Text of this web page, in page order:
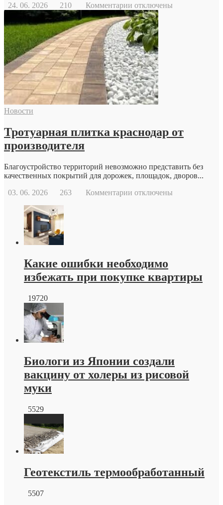
24. 06. 2026
210 Комментарии к
записи
Когда
стоит
обратиться
к
репродуктологу:
основные
причины
и
возможности
современной
отключены
Новости
Тротуарная плитка краснодар от
производителя
Благоустройство территорий невозможно представить без
качественных покрытий для дорожек, площадок, дворов...
03. 06. 2026
263 Комментарии котключены
Какие ошибки необходимо
избежать при покупке квартиры
19720
Биологи из Японии создали
вакцину от холеры из рисовой
муки
5529
Геотекстиль термообработанный
5507